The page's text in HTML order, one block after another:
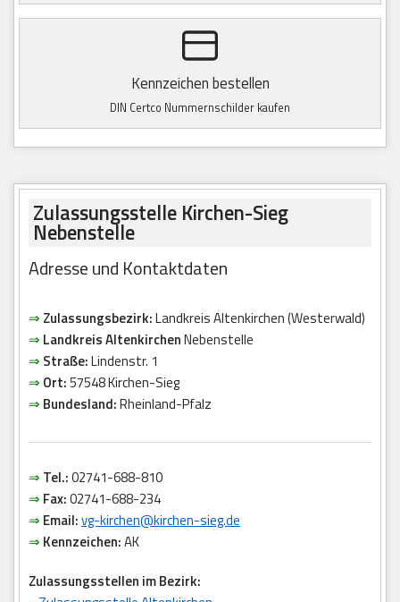
Kennzeichen bestellen
DIN Certco Nummernschilder kaufen
Zulassungsstelle Kirchen-Sieg
Nebenstelle
Adresse und Kontaktdaten
⇒ Zulassungsbezirk:Landkreis Altenkirchen (Westerwald)
⇒ Landkreis AltenkirchenNebenstelle
⇒ Straße:Lindenstr. 1
⇒ Ort:57548 Kirchen-Sieg
⇒ Bundesland:Rheinland-Pfalz
⇒ Tel.:02741-688-810
⇒ Fax:02741-688-234
⇒ Email:vg-kirchen@kirchen-sieg.de
⇒ Kennzeichen:AK
Zulassungsstellen im Bezirk: